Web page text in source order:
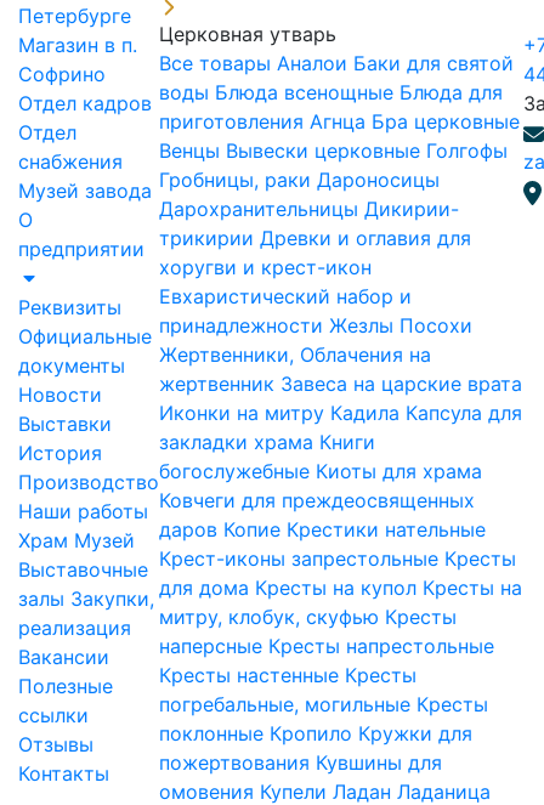
Петербурге
Магазин в п.
Софрино
Отдел кадров
Отдел
снабжения
Музей завода
О
предприятии
Реквизиты
Официальные
документы
Новости
Выставки
История
Производство
Наши работы
Храм Музей
Выставочные
залы Закупки,
реализация
Вакансии
Полезные
ссылки
Отзывы
Контакты
Церковная утварь
Все товары Аналои Баки для святой
воды Блюда всенощные Блюда для
приготовления Агнца Бра церковные
Венцы Вывески церковные Голгофы
Гробницы, раки Дароносицы
Дарохранительницы Дикирии-
трикирии Древки и оглавия для
хоругви и крест-икон
Евхаристический набор и
принадлежности Жезлы Посохи
Жертвенники, Облачения на
жертвенник Завеса на царские врата
Иконки на митру Кадила Капсула для
закладки храма Книги
богослужебные Киоты для храма
Ковчеги для преждеосвященных
даров Копие Крестики нательные
Крест-иконы запрестольные Кресты
для дома Кресты на купол Кресты на
митру, клобук, скуфью Кресты
наперсные Кресты напрестольные
Кресты настенные Кресты
погребальные, могильные Кресты
поклонные Кропило Кружки для
пожертвования Кувшины для
омовения Купели Ладан Ладаница